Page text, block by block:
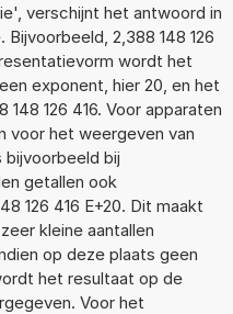
verschijnt het antwoord in
2,388 148 126
wordt het
exponent, hier 20, en het
126 416. Voor apparaten
voor het weergeven van
bij
getallen ook
126 416 E+20. Dit maakt
kleine aantallen
op deze plaats geen
het resultaat op de
Voor het